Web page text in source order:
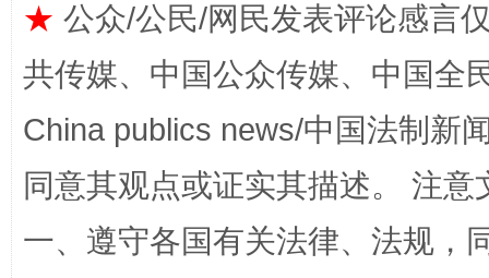
全民健身五年计划来了！等你上场
★ 公众/公民/网民发表评论感言
共传媒、中国公众传媒、中国全
China publics news/中国法制新
同意其观点或证实其描述。 注
一、遵守各国有关法律、法规，